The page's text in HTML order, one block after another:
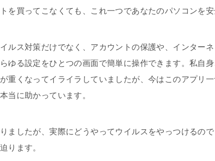
を買ってこなくても、これ一つであなたのパソコンを安
ルス対策だけでなく、アカウントの保護や、インター
ゆる設定をひとつの画面で簡単に操作できます。私自
重くなってイライラしていましたが、今はこのアプリ
当に助かっています。
ましたが、実際にどうやってウイルスをやっつけるの
ります。